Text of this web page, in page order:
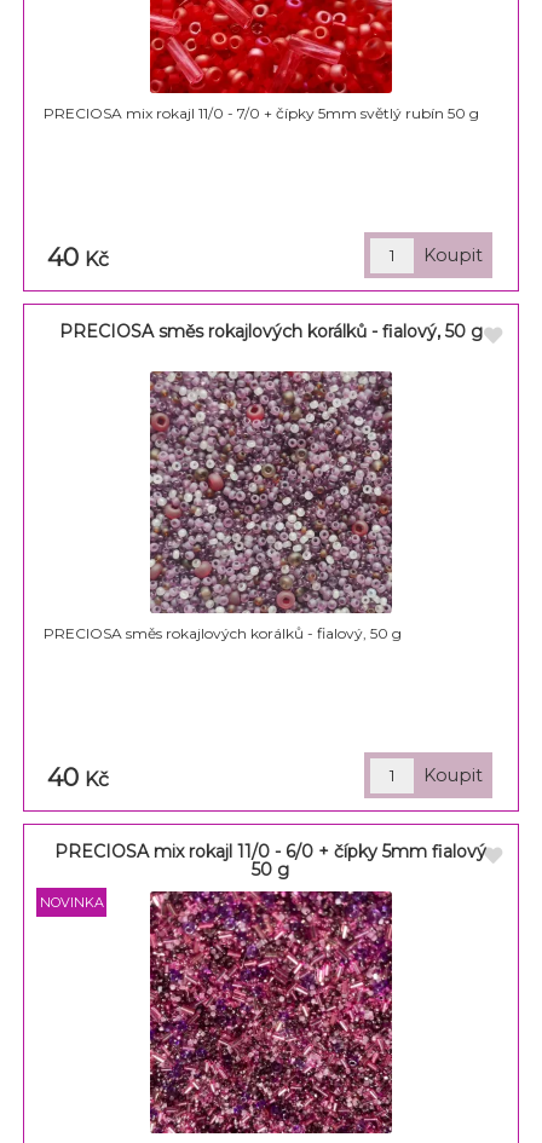
PRECIOSA mix rokajl 11/0 - 7/0 + čípky 5mm světlý rubín 50 g
40 Kč
PRECIOSA směs rokajlových korálků - fialový, 50 g
PRECIOSA směs rokajlových korálků - fialový, 50 g
40 Kč
PRECIOSA mix rokajl 11/0 - 6/0 + čípky 5mm fialový
50 g